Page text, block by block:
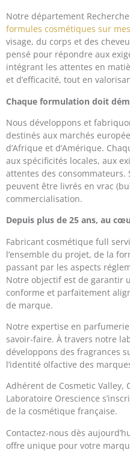
Notre département
formules cosmétiques sur
visage, du corps et des
pensé pour répondre aux
intégrant les attentes en
et d’efficacité, tout en
Chaque formulation doit
Nous développons et
destinés aux marchés
d’Afrique et d’Amérique.
aux spécificités locales, aux
attentes des consommateurs.
peuvent être livrés en vrac
commercialisation.
Depuis plus de 25 ans, au
Fabricant cosmétique full
l’ensemble du projet, de la
passant par les aspects
Notre objectif est de garantir
conforme et parfaitement
de marque.
Notre expertise en
savoir-faire. À travers notre
développons des fragrances
l’identité olfactive des
Adhérent de Cosmetic Valley,
Laboratoire Orescience
de la cosmétique française.
Contactez-nous dès
offre unique pour votre